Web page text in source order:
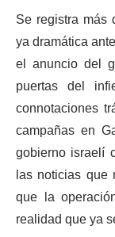
Se registra
ya dramática
el anuncio del
puertas del
connotaciones
campañas en
gobierno israelí
las noticias
que la
realidad que ya